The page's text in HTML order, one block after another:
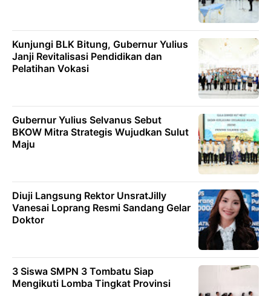
Kunjungi BLK Bitung, Gubernur Yulius
Janji Revitalisasi Pendidikan dan
Pelatihan Vokasi
Gubernur Yulius Selvanus Sebut
BKOW Mitra Strategis Wujudkan Sulut
Maju
Diuji Langsung Rektor UnsratJilly
Vanesai Loprang Resmi Sandang Gelar
Doktor
3 Siswa SMPN 3 Tombatu Siap
Mengikuti Lomba Tingkat Provinsi